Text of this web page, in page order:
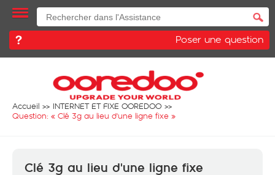
Poser une question
Accueil
INTERNET ET FIXE OOREDOO
Question: « Clé 3g au lieu d'une ligne fixe »
Clé 3g au lieu d'une ligne fixe